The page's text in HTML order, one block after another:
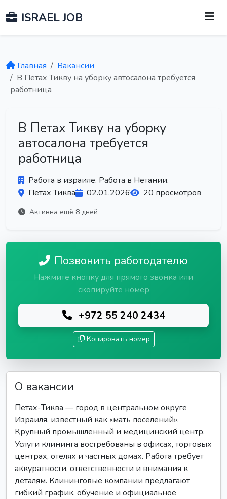
ISRAEL JOB
Главная
Вакансии
В Петах Тикву на уборку автосалона требуется
работница
В Петах Тикву на уборку
автосалона требуется
работница
Работа в израиле. Работа в Нетании.
Петах Тиква
02.01.2026 20 просмотров
Активна ещё 8 дней
Позвонить работодателю
Нажмите кнопку для прямого звонка или
скопируйте номер
+972 55 240 2434
Копировать номер
О вакансии
Петах-Тиква — город в центральном округе
Израиля, известный как «мать поселений».
Крупный промышленный и медицинский центр.
Услуги клининга востребованы в офисах, торговых
центрах, отелях и частных домах. Работа требует
аккуратности, ответственности и внимания к
деталям. Клининговые компании предлагают
гибкий график, обучение и официальное